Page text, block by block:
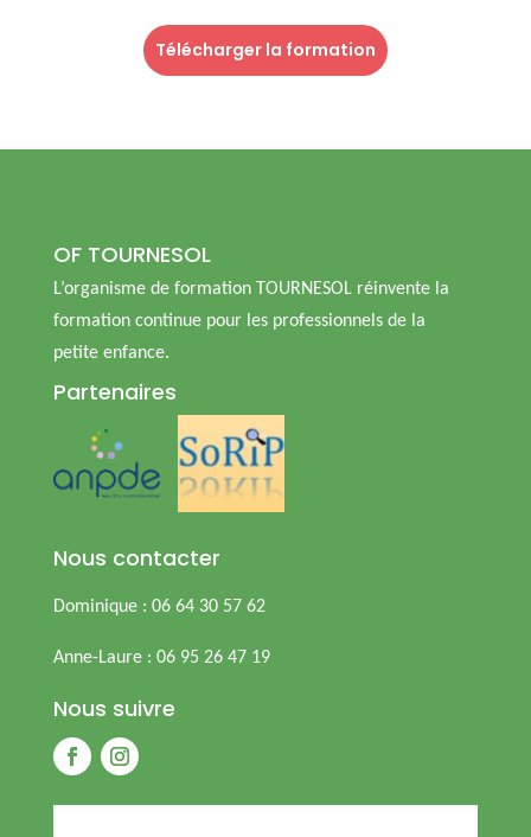
Télécharger la formation
OF TOURNESOL
L’organisme de formation TOURNESOL réinvente la
formation continue pour les professionnels de la
petite enfance.
Partenaires
Nous contacter
Dominique : 06 64 30 57 62
Anne-Laure : 06 95 26 47 19
Nous suivre